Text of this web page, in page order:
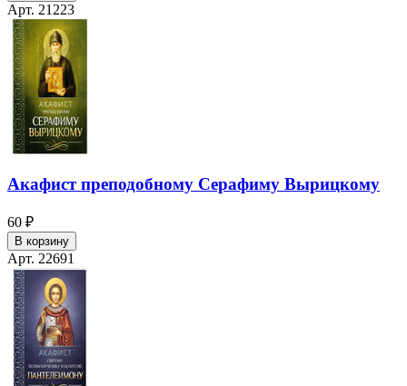
Арт. 21223
Акафист преподобному Серафиму Вырицкому
60 ₽
В корзину
Арт. 22691